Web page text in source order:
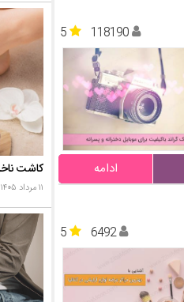
5
118190
ادامه
5
6492
۱۱ مرداد ۱۴۰۵ - ۱۱:۰۸